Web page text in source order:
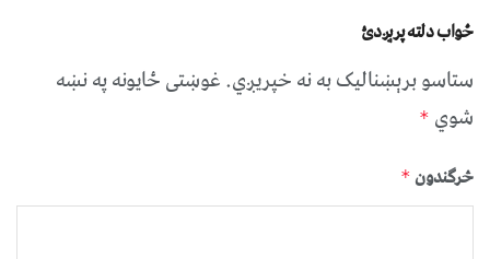
ځواب دلته پرېږدئ
ستاسو برېښناليک به نه خپريږي.غوښتى ځایونه په نښه
شوي *
څرگندون *